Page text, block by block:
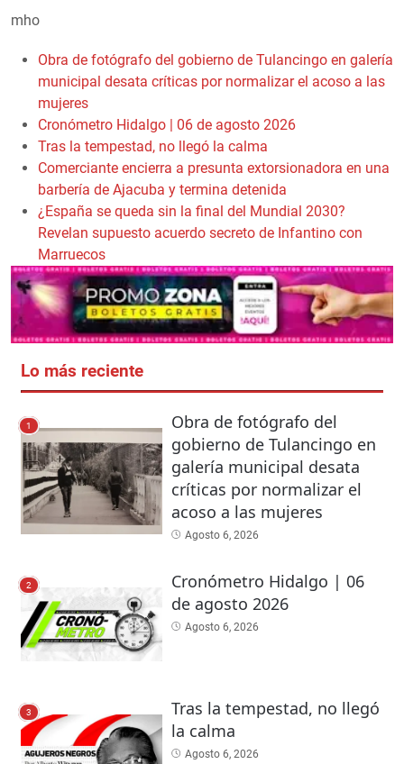
mho
Obra de fotógrafo del gobierno de Tulancingo en galería
municipal desata críticas por normalizar el acoso a las
mujeres
Cronómetro Hidalgo | 06 de agosto 2026
Tras la tempestad, no llegó la calma
Comerciante encierra a presunta extorsionadora en una
barbería de Ajacuba y termina detenida
¿España se queda sin la final del Mundial 2030?
Revelan supuesto acuerdo secreto de Infantino con
Marruecos
Lo más reciente
1
Obra de fotógrafo del
gobierno de Tulancingo en
galería municipal desata
críticas por normalizar el
acoso a las mujeres
Agosto 6, 2026
2
Cronómetro Hidalgo | 06
de agosto 2026
Agosto 6, 2026
3
Tras la tempestad, no llegó
la calma
Agosto 6, 2026